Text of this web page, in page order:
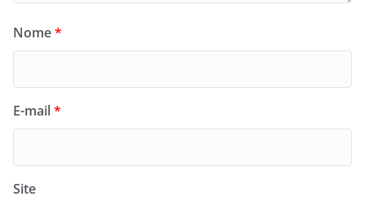
Nome*
E-mail*
Site